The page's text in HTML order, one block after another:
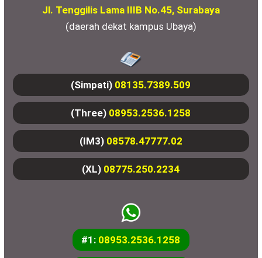
Jl. Tenggilis Lama IIIB No.45, Surabaya
(daerah dekat kampus Ubaya)
(Simpati) 08135.7389.509
(Three) 08953.2536.1258
(IM3) 08578.47777.02
(XL) 08775.250.2234
#1: 08953.2536.1258